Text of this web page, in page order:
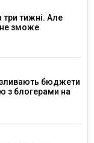
три тижні. Але
не зможе
бюджети
з блогерами на